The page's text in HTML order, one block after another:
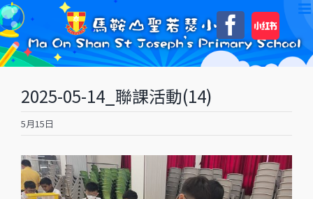
Skip
to
content
自
訂
2025-05-14_聯課活動(14)
5月15日